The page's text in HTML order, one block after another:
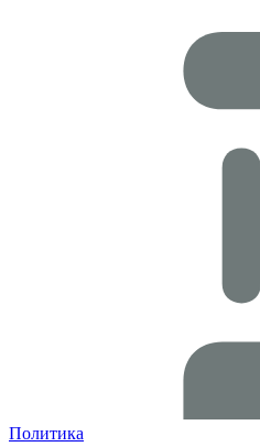
Политика